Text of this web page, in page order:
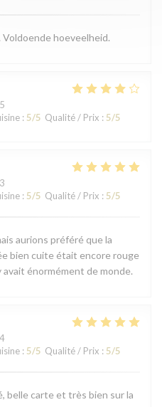
hoeveelheid.
: 5/5 Qualité / Prix : 5/5
: 5/5 Qualité / Prix : 5/5
aurions préféré que la
bien cuite était encore rouge
énormément de monde.
: 5/5 Qualité / Prix : 5/5
belle carte et très bien sur la